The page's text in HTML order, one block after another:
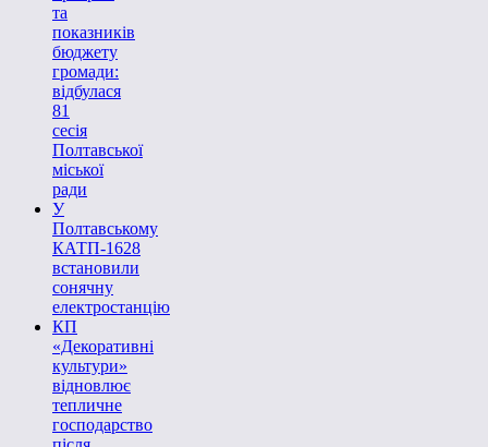
та
показників
бюджету
громади:
відбулася
81
сесія
Полтавської
міської
ради
У
Полтавському
КАТП-1628
встановили
сонячну
електростанцію
КП
«Декоративні
культури»
відновлює
тепличне
господарство